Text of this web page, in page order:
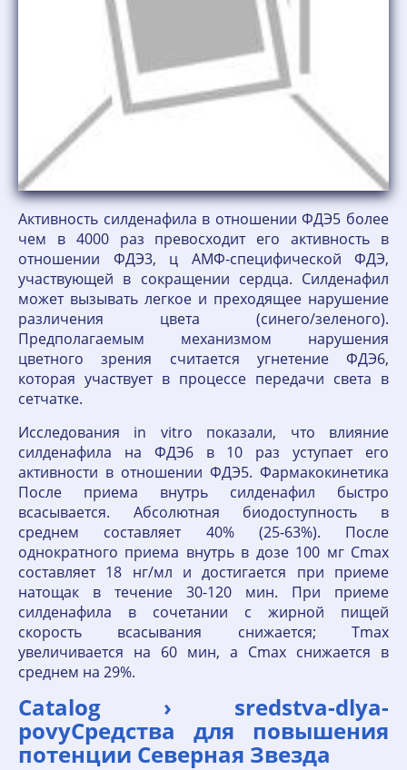
Активность силденафила в отношении ФДЭ5 более
чем в 4000 раз превосходит его активность в
отношении ФДЭ3, ц АМФ-специфической ФДЭ,
участвующей в сокращении сердца. Силденафил
может вызывать легкое и преходящее нарушение
различения цвета (синего/зеленого).
Предполагаемым механизмом нарушения
цветного зрения считается угнетение ФДЭ6,
которая участвует в процессе передачи света в
сетчатке.
Исследования in vitro показали, что влияние
силденафила на ФДЭ6 в 10 раз уступает его
активности в отношении ФДЭ5. Фармакокинетика
После приема внутрь силденафил быстро
всасывается. Абсолютная биодоступность в
среднем составляет 40% (25-63%). После
однократного приема внутрь в дозе 100 мг Cmax
составляет 18 нг/мл и достигается при приеме
натощак в течение 30-120 мин. При приеме
силденафила в сочетании с жирной пищей
скорость всасывания снижается; Тmax
увеличивается на 60 мин, а Cmax снижается в
среднем на 29%.
Catalog › sredstva-dlya-
povyСредства для повышения
потенции Северная Звезда